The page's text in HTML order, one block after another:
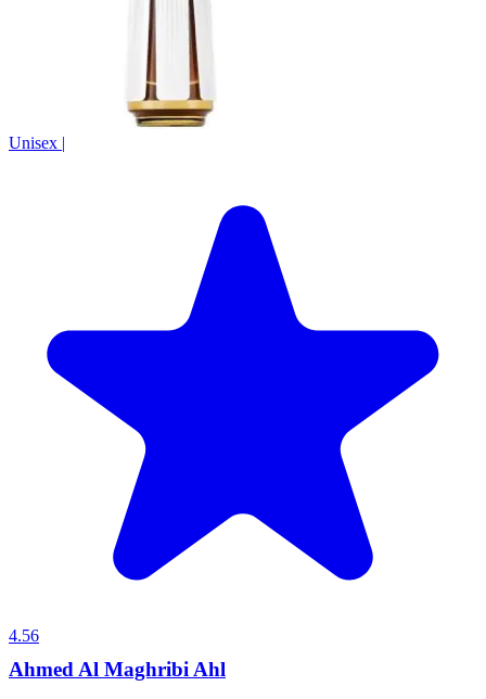
Unisex |
4.56
Ahmed Al Maghribi Ahl